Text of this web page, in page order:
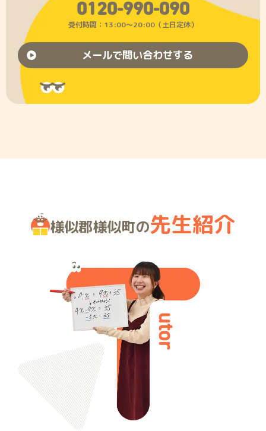
0120-990-090
受付時間：13:00〜20:00（土日定休）
メールで問い合わせする
様似郡様似町の先生紹介